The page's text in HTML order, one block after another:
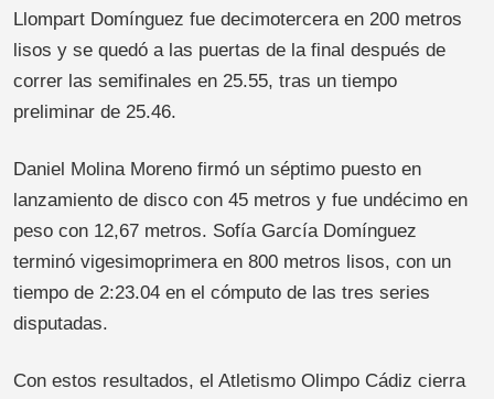
Llompart Domínguez fue decimotercera en 200 metros
lisos y se quedó a las puertas de la final después de
correr las semifinales en 25.55, tras un tiempo
preliminar de 25.46.
Daniel Molina Moreno firmó un séptimo puesto en
lanzamiento de disco con 45 metros y fue undécimo en
peso con 12,67 metros. Sofía García Domínguez
terminó vigesimoprimera en 800 metros lisos, con un
tiempo de 2:23.04 en el cómputo de las tres series
disputadas.
Con estos resultados, el Atletismo Olimpo Cádiz cierra